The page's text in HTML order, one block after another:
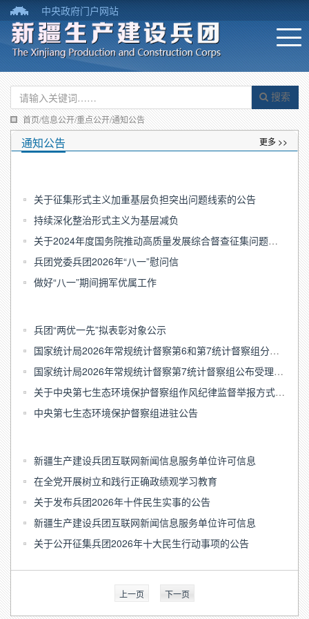
中央政府门户网站
搜索
首页/信息公开/重点公开/通知公告
通知公告 更多 >>
关于征集形式主义加重基层负担突出问题线索的公告
持续深化整治形式主义为基层减负
关于2024年度国务院推动高质量发展综合督查征集问题线索的公告
兵团党委兵团2026年“八一”慰问信
做好“八一”期间拥军优属工作
兵团“两优一先”拟表彰对象公示
国家统计局2026年常规统计督察第6和第7统计督察组分别进驻新疆维吾尔自治区和新疆生产建设兵团开展统计督察
国家统计局2026年常规统计督察第7统计督察组公布受理反映新疆生产建设兵团统计违纪违法行为举报方式
关于中央第七生态环境保护督察组作风纪律监督举报方式的公告
中央第七生态环境保护督察组进驻公告
新疆生产建设兵团互联网新闻信息服务单位许可信息
在全党开展树立和践行正确政绩观学习教育
关于发布兵团2026年十件民生实事的公告
新疆生产建设兵团互联网新闻信息服务单位许可信息
关于公开征集兵团2026年十大民生行动事项的公告
上一页 下一页